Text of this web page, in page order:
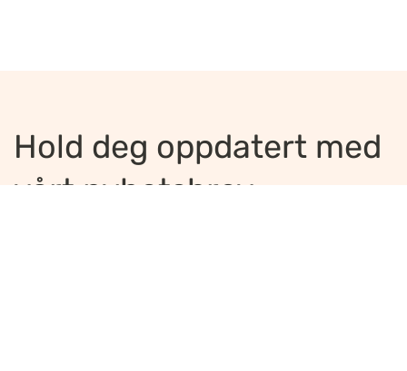
Hold deg oppdatert med
vårt nyhetsbrev